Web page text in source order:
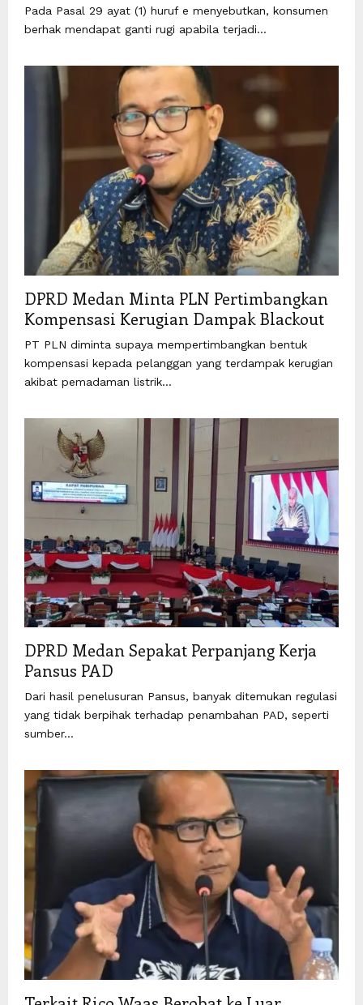
Pada Pasal 29 ayat (1) huruf e menyebutkan, konsumen
berhak mendapat ganti rugi apabila terjadi...
DPRD Medan Minta PLN Pertimbangkan
Kompensasi Kerugian Dampak Blackout
PT PLN diminta supaya mempertimbangkan bentuk
kompensasi kepada pelanggan yang terdampak kerugian
akibat pemadaman listrik...
DPRD Medan Sepakat Perpanjang Kerja
Pansus PAD
Dari hasil penelusuran Pansus, banyak ditemukan regulasi
yang tidak berpihak terhadap penambahan PAD, seperti
sumber...